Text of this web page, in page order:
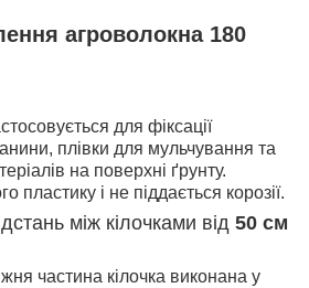
агроволокна 180
для фіксації
плівки для мульчування та
на поверхні ґрунту.
пластику і не піддається корозії.
між кілочками від 50 см
частина кілочка виконана у